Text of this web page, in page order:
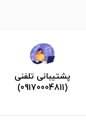
پشتیبانی تلفنی
(09170004811)